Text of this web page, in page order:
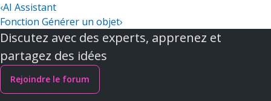
‹AI Assistant
Fonction Générer un objet›
Discutez avec des experts, apprenez et
partagez des idées
Rejoindre le forum